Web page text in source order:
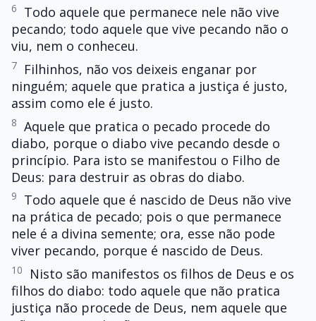
6
Todo aquele que permanece nele não vive
pecando; todo aquele que vive pecando não o
viu, nem o conheceu.
7
Filhinhos, não vos deixeis enganar por
ninguém; aquele que pratica a justiça é justo,
assim como ele é justo.
8 Aquele que pratica o pecado procede do
diabo, porque o diabo vive pecando desde o
princípio. Para isto se manifestou o Filho de
Deus: para destruir as obras do diabo.
9
Todo aquele que é nascido de Deus não vive
na prática de pecado; pois o que permanece
nele é a divina semente; ora, esse não pode
viver pecando, porque é nascido de Deus.
10
Nisto são manifestos os filhos de Deus e os
filhos do diabo: todo aquele que não pratica
justiça não procede de Deus, nem aquele que